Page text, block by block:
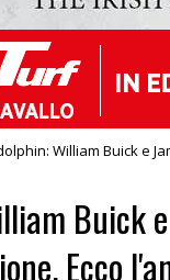
William Buick e
Buick
Ecco